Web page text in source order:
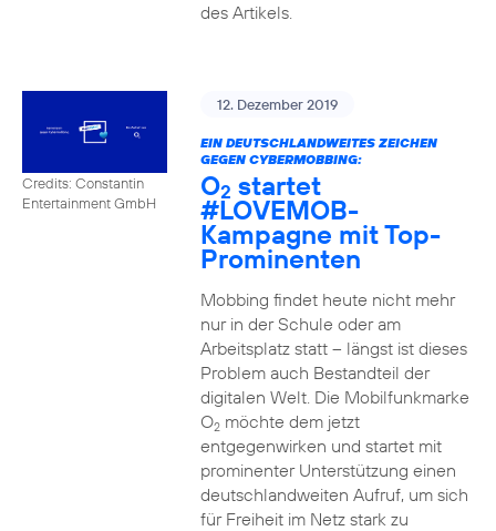
des Artikels.
Credits: Constantin
Entertainment GmbH
12. Dezember 2019
EIN DEUTSCHLANDWEITES ZEICHEN
GEGEN CYBERMOBBING:
O2 startet
#LOVEMOB-
Kampagne mit Top-
Prominenten
Mobbing findet heute nicht mehr
nur in der Schule oder am
Arbeitsplatz statt – längst ist dieses
Problem auch Bestandteil der
digitalen Welt. Die Mobilfunkmarke
O2möchte dem jetzt
entgegenwirken und startet mit
prominenter Unterstützung einen
deutschlandweiten Aufruf, um sich
für Freiheit im Netz stark zu